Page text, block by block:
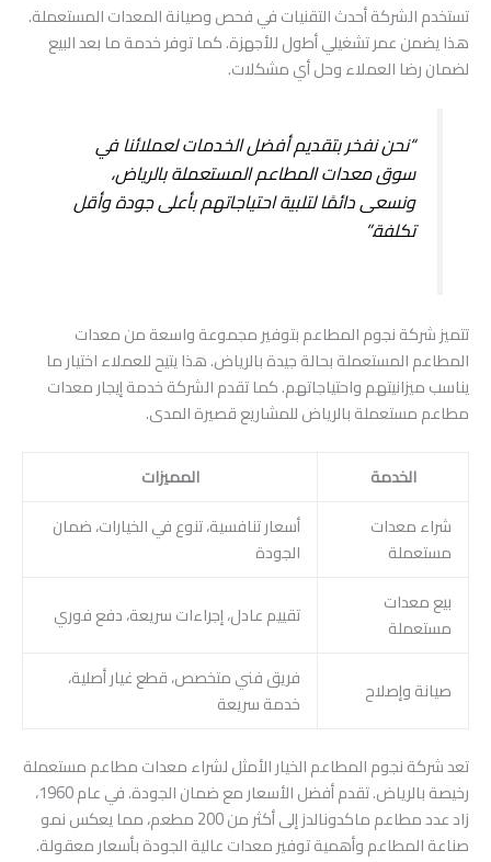
تستخدم الشركة أحدث التقنيات في فحص وصيانة المعدات المستعملة.
هذا يضمن عمر تشغيلي أطول للأجهزة. كما توفر خدمة ما بعد البيع
لضمان رضا العملاء وحل أي مشكلات.
“نحن نفخر بتقديم أفضل الخدمات لعملائنا في
سوق معدات المطاعم المستعملة بالرياض،
ونسعى دائمًا لتلبية احتياجاتهم بأعلى جودة وأقل
تكلفة.”
تتميز شركة نجوم المطاعم بتوفير مجموعة واسعة من معدات
المطاعم المستعملة بحالة جيدة بالرياض. هذا يتيح للعملاء اختيار ما
يناسب ميزانيتهم واحتياجاتهم. كما تقدم الشركة خدمة إيجار معدات
مطاعم مستعملة بالرياض للمشاريع قصيرة المدى.
الخدمة
المميزات
شراء معدات
مستعملة
أسعار تنافسية، تنوع في الخيارات، ضمان
الجودة
بيع معدات
مستعملة
تقييم عادل، إجراءات سريعة، دفع فوري
صيانة وإصلاح
فريق فني متخصص، قطع غيار أصلية،
خدمة سريعة
تعد شركة نجوم المطاعم الخيار الأمثل لشراء معدات مطاعم مستعملة
رخيصة بالرياض. تقدم أفضل الأسعار مع ضمان الجودة. في عام 1960،
زاد عدد مطاعم ماكدونالدز إلى أكثر من 200 مطعم، مما يعكس نمو
صناعة المطاعم وأهمية توفير معدات عالية الجودة بأسعار معقولة.